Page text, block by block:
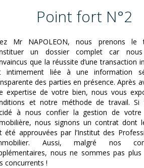
Point fort N°2
Mr NAPOLEON, nous prenons le
un dossier complet car nous
que la réussite d’une transaction
intimement liée à une information
des parties en présence. Après
expertise de votre bien, nous vous
et notre méthode de travail. Si
à nous confier la gestion de votre
nous signons un contrat dont
été approuvées par l’Institut des
Aussi, malgré nos
nous ne sommes pas plus
concurrents !